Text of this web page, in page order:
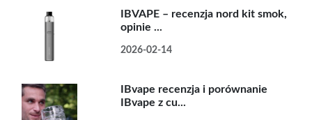
IBVAPE – recenzja nord kit smok,
opinie ...
2026-02-14
IBvape recenzja i porównanie
IBvape z cu...